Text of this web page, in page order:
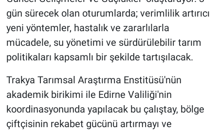
gün sürecek olan oturumlarda; verimlilik artırıcı
yeni yöntemler, hastalık ve zararlılarla
mücadele, su yönetimi ve sürdürülebilir tarım
politikaları kapsamlı bir şekilde tartışılacak.
Trakya Tarımsal Araştırma Enstitüsü'nün
akademik birikimi ile Edirne Valiliği'nin
koordinasyonunda yapılacak bu çalıştay, bölge
çiftçisinin rekabet gücünü artırmayı ve